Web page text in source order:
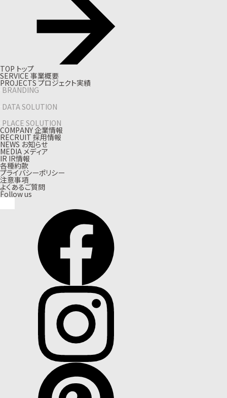
TOP トップ
SERVICE 事業概要
PROJECTS プロジェクト実績
BRANDING
DATA SOLUTION
PLACE SOLUTION
COMPANY企業情報
RECRUIT 採用情報
NEWS お知らせ
MEDIA メディア
IR IR情報
各種約款
プライバシーポリシー
注意事項
よくあるご質問
Follow us